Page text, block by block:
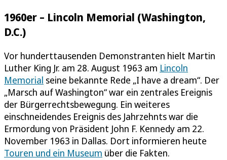
1960er – Lincoln Memorial (Washington,
D.C.)
Vor hunderttausenden Demonstranten hielt Martin
Luther King Jr. am 28. August 1963 am Lincoln
Memorial seine bekannte Rede „I have a dream“. Der
„Marsch auf Washington“ war ein zentrales Ereignis
der Bürgerrechtsbewegung. Ein weiteres
einschneidendes Ereignis des Jahrzehnts war die
Ermordung von Präsident John F. Kennedy am 22.
November 1963 in Dallas. Dort informieren heute
Touren und ein Museum über die Fakten.